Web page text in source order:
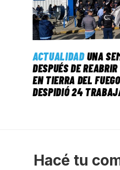
ACTUALIDAD UNA
DESPUÉS DE
EN TIERRA DEL
DESPIDIÓ 24
Hacé tu